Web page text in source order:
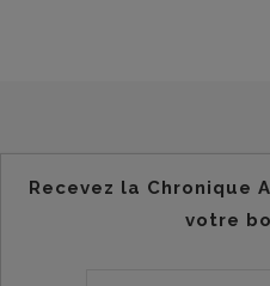
Recevez la Chronique
votre